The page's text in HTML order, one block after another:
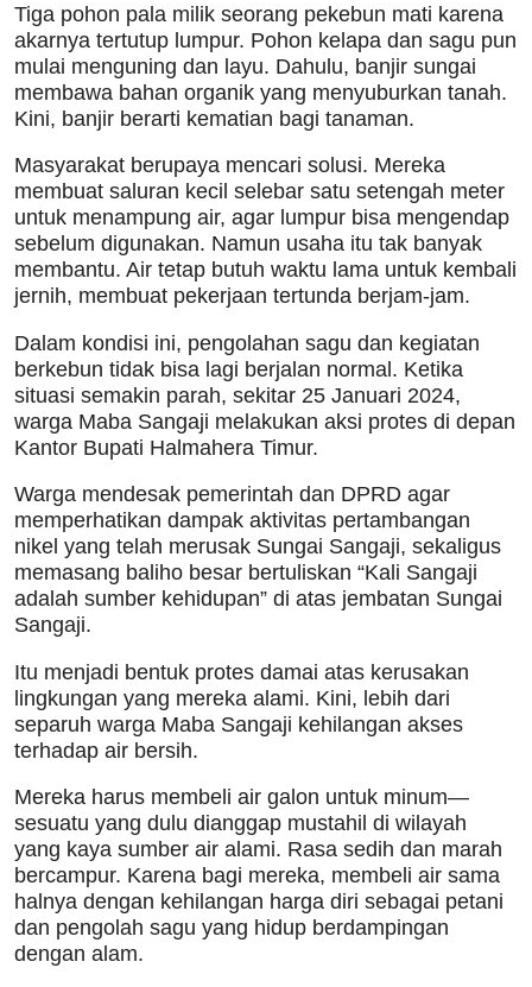
Tiga pohon pala milik seorang pekebun mati karena
akarnya tertutup lumpur. Pohon kelapa dan sagu pun
mulai menguning dan layu. Dahulu, banjir sungai
membawa bahan organik yang menyuburkan tanah.
Kini, banjir berarti kematian bagi tanaman.
Masyarakat berupaya mencari solusi. Mereka
membuat saluran kecil selebar satu setengah meter
untuk menampung air, agar lumpur bisa mengendap
sebelum digunakan. Namun usaha itu tak banyak
membantu. Air tetap butuh waktu lama untuk kembali
jernih, membuat pekerjaan tertunda berjam-jam.
Dalam kondisi ini, pengolahan sagu dan kegiatan
berkebun tidak bisa lagi berjalan normal. Ketika
situasi semakin parah, sekitar 25 Januari 2024,
warga Maba Sangaji melakukan aksi protes di depan
Kantor Bupati Halmahera Timur.
Warga mendesak pemerintah dan DPRD agar
memperhatikan dampak aktivitas pertambangan
nikel yang telah merusak Sungai Sangaji, sekaligus
memasang baliho besar bertuliskan “Kali Sangaji
adalah sumber kehidupan” di atas jembatan Sungai
Sangaji.
Itu menjadi bentuk protes damai atas kerusakan
lingkungan yang mereka alami. Kini, lebih dari
separuh warga Maba Sangaji kehilangan akses
terhadap air bersih.
Mereka harus membeli air galon untuk minum—
sesuatu yang dulu dianggap mustahil di wilayah
yang kaya sumber air alami. Rasa sedih dan marah
bercampur. Karena bagi mereka, membeli air sama
halnya dengan kehilangan harga diri sebagai petani
dan pengolah sagu yang hidup berdampingan
dengan alam.